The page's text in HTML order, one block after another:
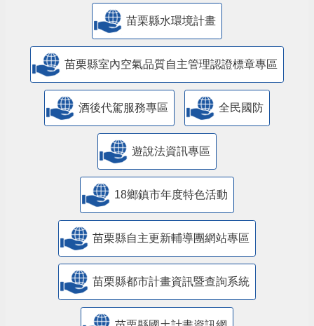
苗栗縣水環境計畫
苗栗縣室內空氣品質自主管理認證標章專區
酒後代駕服務專區 全民國防
遊說法資訊專區
18鄉鎮市年度特色活動
苗栗縣自主更新輔導團網站專區
苗栗縣都市計畫資訊暨查詢系統
苗栗縣國土計畫資訊網